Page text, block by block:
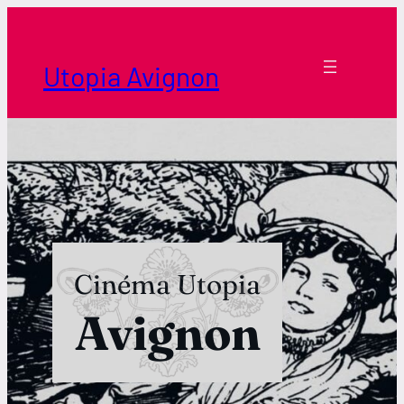
contenuUtopia Avignon
Cinéma Utopia
Avignon